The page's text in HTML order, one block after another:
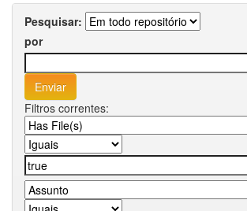
Pesquisar:
por
Filtros correntes: